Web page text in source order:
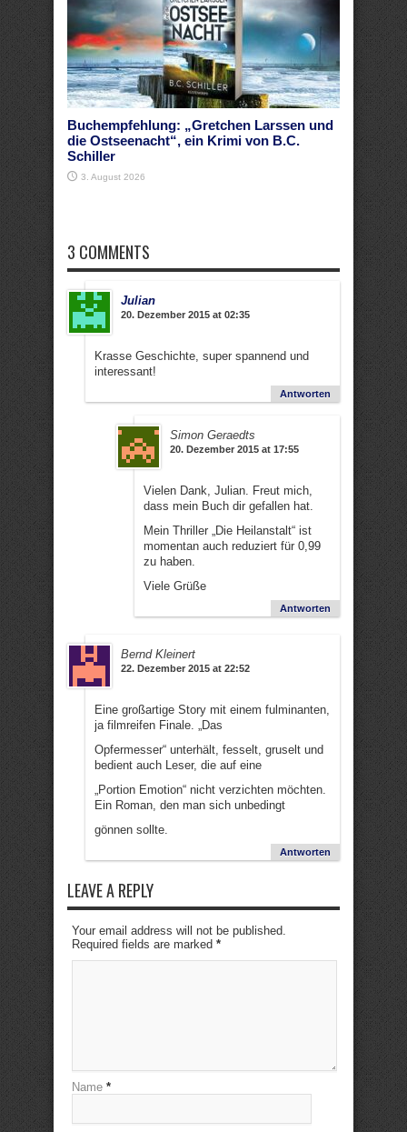
Buchempfehlung: „Gretchen Larssen und
die Ostseenacht“, ein Krimi von B.C.
Schiller
3. August 2026
3 COMMENTS
Julian
20. Dezember 2015 at 02:35
Krasse Geschichte, super spannend und
interessant!
Antworten
Simon Geraedts
20. Dezember 2015 at 17:55
Vielen Dank, Julian. Freut mich,
dass mein Buch dir gefallen hat.
Mein Thriller „Die Heilanstalt“ ist
momentan auch reduziert für 0,99
zu haben.
Viele Grüße
Antworten
Bernd Kleinert
22. Dezember 2015 at 22:52
Eine großartige Story mit einem fulminanten,
ja filmreifen Finale. „Das
Opfermesser“ unterhält, fesselt, gruselt und
bedient auch Leser, die auf eine
„Portion Emotion“ nicht verzichten möchten.
Ein Roman, den man sich unbedingt
gönnen sollte.
Antworten
LEAVE A REPLY
Your email address will not be published.
Required fields are marked *
Name *